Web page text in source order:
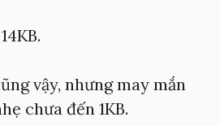
vậy, nhưng may mắn
chưa đến 1KB.